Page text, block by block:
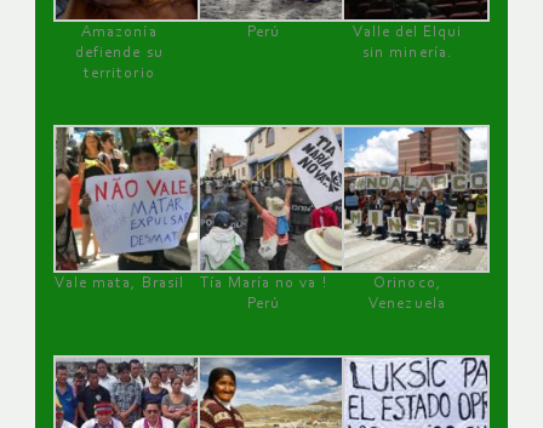
Amazonía
defiende su
territorio
Perú
Valle del Elqui
sin minería.
Vale mata, Brasil
Tía María no va !
Perú
Orinoco,
Venezuela